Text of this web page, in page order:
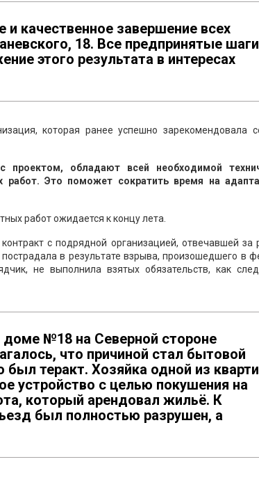
и качественное завершение всех
18. Все предпринятые шаги
этого результата в интересах
которая ранее успешно зарекомендовала
обладают всей необходимой
работ. Это поможет сократить время на
работ ожидается к концу лета.
с подрядной организацией, отвечавшей за
в результате взрыва, произошедшего в
не выполнила взятых обязательств, как
доме №18 на Северной стороне
что причиной стал бытовой
теракт. Хозяйка одной из
устройство с целью покушения на
который арендовал жильё. К
был полностью разрушен, а